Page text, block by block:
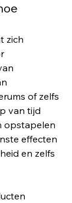
zich
of zelfs
van tijd
opstapelen
effecten
en zelfs